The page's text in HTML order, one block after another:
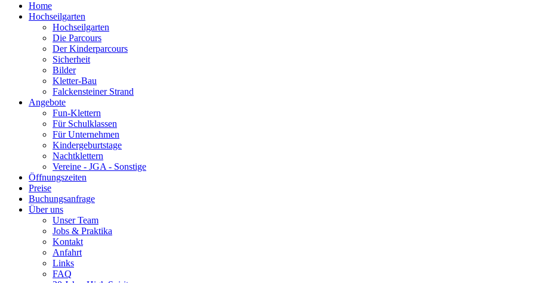
Home
Hochseilgarten
Hochseilgarten
Die Parcours
Der Kinderparcours
Sicherheit
Bilder
Kletter-Bau
Falckensteiner Strand
Angebote
Fun-Klettern
Für Schulklassen
Für Unternehmen
Kindergeburtstage
Nachtklettern
Vereine - JGA - Sonstige
Öffnungszeiten
Preise
Buchungsanfrage
Über uns
Unser Team
Jobs & Praktika
Kontakt
Anfahrt
Links
FAQ